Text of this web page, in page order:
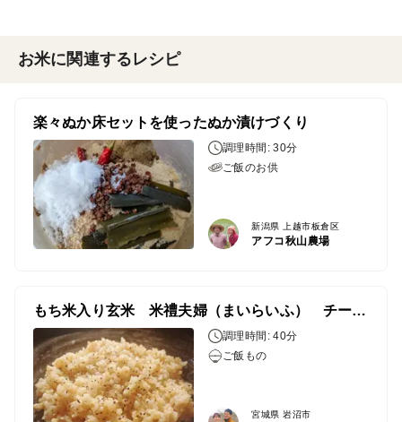
お米に関連するレシピ
楽々ぬか床セットを使ったぬか漬けづくり
調理時間: 30分
ご飯のお供
新潟県 上越市板倉区
アフコ秋山農場
もち米入り玄米 米禮夫婦（まいらいふ） チーズリゾット
調理時間: 40分
ご飯もの
宮城県 岩沼市